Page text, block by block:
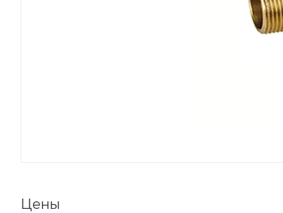
Цены